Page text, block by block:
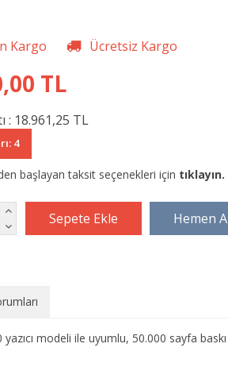
TL
: 18.961,25 TL
4
başlayan taksit seçenekleri için tıklayın.
modeli ile uyumlu, 50.000 sayfa